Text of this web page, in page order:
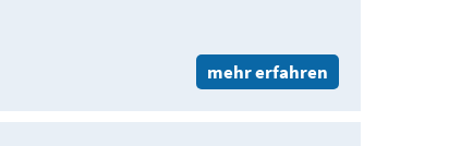
mehr erfahren